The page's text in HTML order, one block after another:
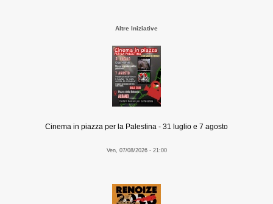
Altre Iniziative
Cinema in piazza per la Palestina - 31 luglio e 7 agosto
Ven, 07/08/2026 - 21:00